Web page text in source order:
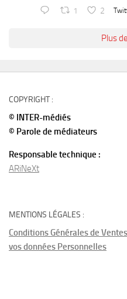
1 2
Plus
COPYRIGHT :
© INTER-médiés
© Parole de médiateurs
Responsable technique :
ARiNeXt
MENTIONS LÉGALES :
Conditions Générales de
vos données Personnelles